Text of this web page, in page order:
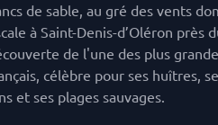
de sable, au gré des vents
à Saint-Denis-d’Oléron près
de l'une des plus
célèbre pour ses huîtres,
et ses plages sauvages.